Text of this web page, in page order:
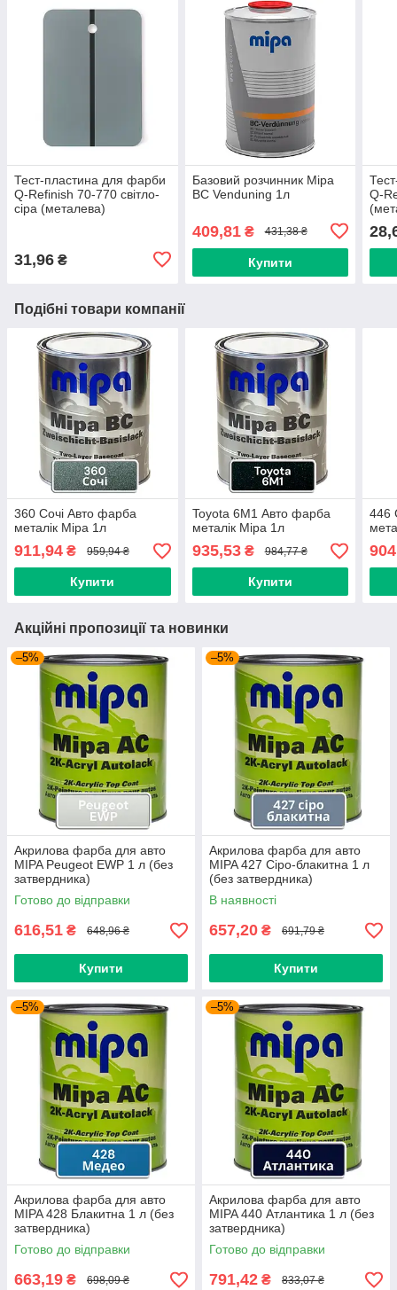
Тест-пластина для фарби
Q-Refinish 70-770 світло-
сіра (металева)
31,96 ₴
Базовий розчинник Mipa
BC Venduning 1л
409,81₴ 431,38 ₴
Купити
Q-
Подібні товари компанії
360 Сочі Авто фарба
металік Mipa 1л
911,94 ₴ 959,94 ₴
Купити
Toyota 6M1 Авто фарба
металік Mipa 1л
935,53₴ 984,77 ₴
Купити
446
Акційні пропозиції та новинки
–5%
Акрилова фарба для авто
MIPA Peugeot EWP 1 л (без
затвердника)
Готово до відправки
616,51 ₴ 648,96 ₴
Купити
–5%
Акрилова фарба для авто
MIPA 427 Сіро-блакитна 1 л
(без затвердника)
В наявності
657,20 ₴ 691,79 ₴
Купити
–5%
Акрилова фарба для авто
MIPA 428 Блакитна 1 л (без
затвердника)
Готово до відправки
663,19 ₴ 698,09 ₴
–5%
Акрилова фарба для авто
MIPA 440 Атлантика 1 л (без
затвердника)
Готово до відправки
791,42 ₴ 833,07 ₴